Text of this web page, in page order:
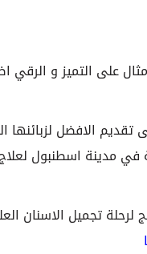
على التميز و الرقي
الافضل
مدينة اسطنبول
لرحلة تجميل الاسنان